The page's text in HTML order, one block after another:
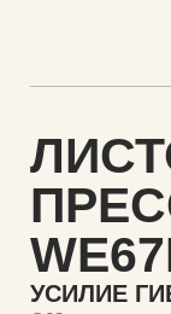
УСИЛИЕ